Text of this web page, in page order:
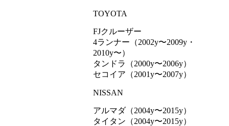
TOYOTA
FJクルーザー
4ランナー（2002y〜2009y・
2010y〜）
タンドラ（2000y〜2006y）
セコイア（2001y〜2007y）
NISSAN
アルマダ（2004y〜2015y）
タイタン（2004y〜2015y）